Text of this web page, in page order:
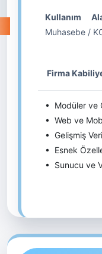
Kullanım
Muhasebe /
Firma
• Modüler ve
• Web ve
• Gelişmiş
• Esnek
• Sunucu ve